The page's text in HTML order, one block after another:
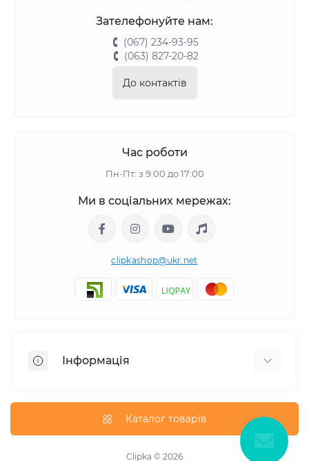
Зателефонуйте нам:
(067) 234-93-95
(063) 827-20-82
До контактів
Час роботи
Пн-Пт: з 9:00 до 17:00
Ми в соціальних мережах:
clipkashop@ukr.net
Інформація
Контакти
Каталог товарів
Clipka © 2026